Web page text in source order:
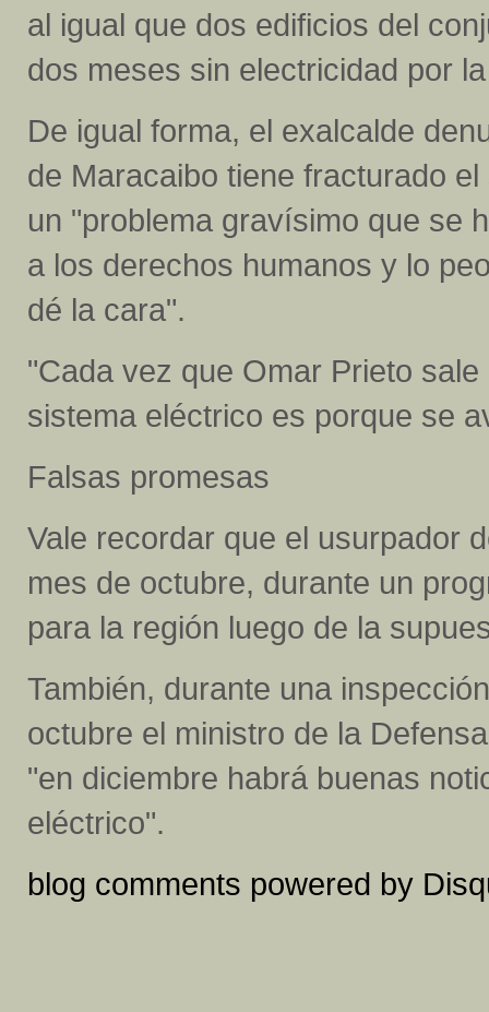
al igual que dos edificios del
dos meses sin electricidad por
De igual forma, el exalcalde
de Maracaibo tiene fracturado
un "problema gravísimo que se
a los derechos humanos y lo
dé la cara".
"Cada vez que Omar Prieto
sistema eléctrico es porque se
Falsas promesas
Vale recordar que el usurpador
mes de octubre, durante un
para la región luego de la
También, durante una
octubre el ministro de la
"en diciembre habrá buenas
eléctrico".
blog comments powered by